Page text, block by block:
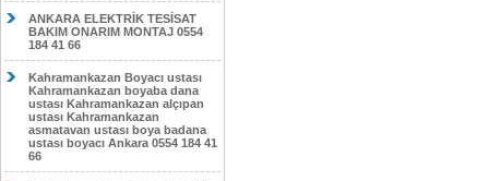
ANKARA ELEKTRİK TESİSAT
BAKIM ONARIM MONTAJ 0554
184 41 66
Kahramankazan Boyacı ustası
Kahramankazan boyaba dana
ustası Kahramankazan alçıpan
ustası Kahramankazan
asmatavan ustası boya badana
ustası boyacı Ankara 0554 184 41
66